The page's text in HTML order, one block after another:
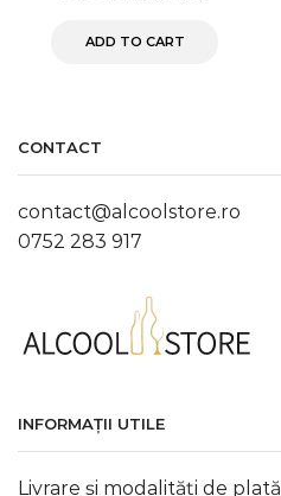
ADD TO CART
CONTACT
contact@alcoolstore.ro
0752 283 917
INFORMAȚII UTILE
Livrare și modalități de plată